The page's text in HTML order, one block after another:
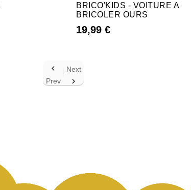
BRICO'KIDS - VOITURE A
BRICOLER OURS
19,99 €

Prev
Next
